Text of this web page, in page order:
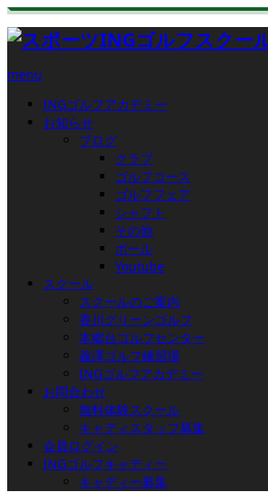
menu
INGゴルフアカデミー
お知らせ
ブログ
クラブ
ゴルフコース
ゴルフフェア
シャフト
その他
ボール
Youtube
スクール
スクールのご案内
香川グリーンゴルフ
本郷台ゴルフセンター
義澤ゴルフ練習場
INGゴルフアカデミー
お問合わせ
無料体験スクール
キャディスタッフ募集
会員ログイン
INGゴルフキャディー
キャディー募集